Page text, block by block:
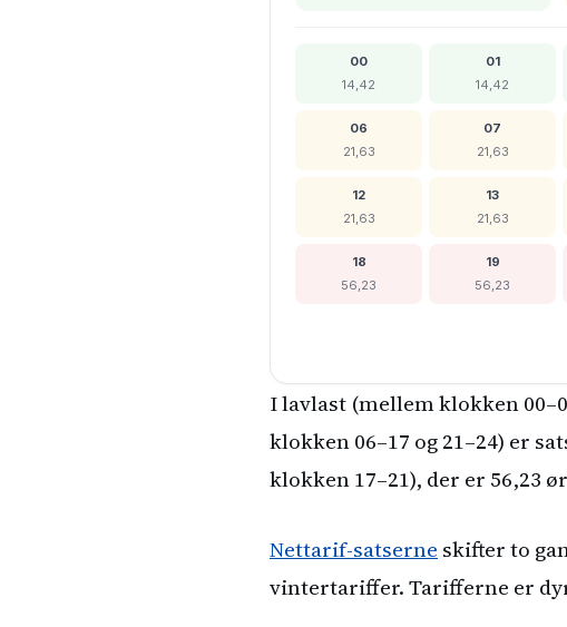
00
14,42
01
14,42
06
21,63
07
21,63
12
21,63
13
21,63
18
56,23
19
56,23
I lavlast (mellem klokken
klokken 06–17 og 21–24) er
klokken 17–21), der er 56,23
Nettarif-satserne skifter to
vintertariffer. Tarifferne er